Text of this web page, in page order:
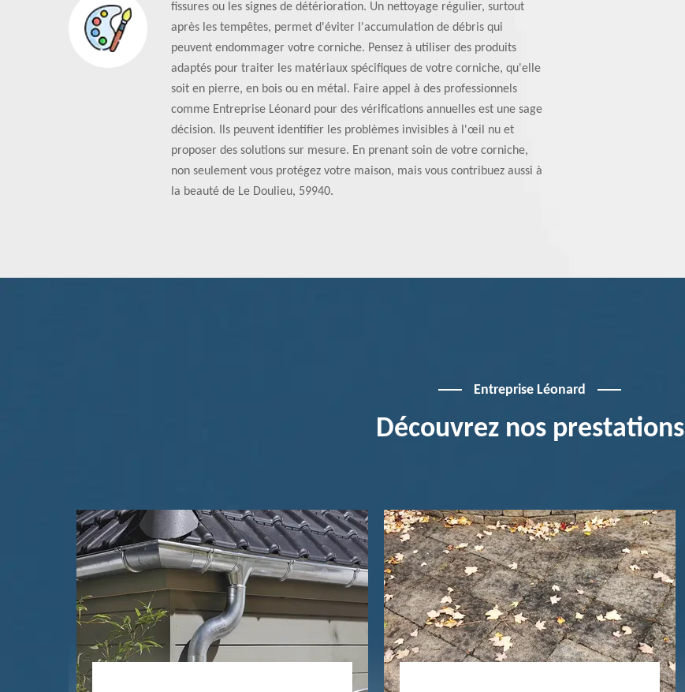
fissures ou les signes de détérioration. Un nettoyage régulier, surtout
après les tempêtes, permet d'éviter l'accumulation de débris qui
peuvent endommager votre corniche. Pensez à utiliser des produits
adaptés pour traiter les matériaux spécifiques de votre corniche, qu'elle
soit en pierre, en bois ou en métal. Faire appel à des professionnels
comme Entreprise Léonard pour des vérifications annuelles est une sage
décision. Ils peuvent identifier les problèmes invisibles à l'œil nu et
proposer des solutions sur mesure. En prenant soin de votre corniche,
non seulement vous protégez votre maison, mais vous contribuez aussi à
la beauté de Le Doulieu, 59940.
Entreprise Léonard
Découvrez nos prestations